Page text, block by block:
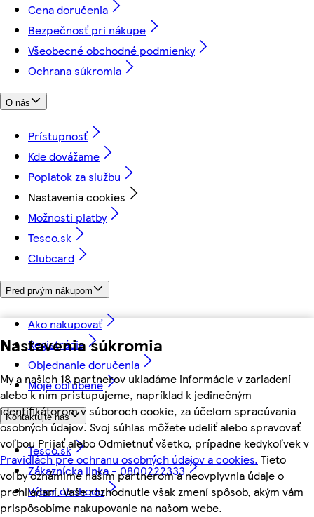
Nastavenia súkromia
My a našich 18 partnerov ukladáme informácie v zariadení
alebo k nim pristupujeme, napríklad k jedinečným
identifikátorom v súboroch cookie, za účelom spracúvania
osobných údajov. Svoj súhlas môžete udeliť alebo spravovať
voľbou Prijať alebo Odmietnuť všetko, prípadne kedykoľvek v
Pravidlách pre ochranu osobných údajov a cookies. Tieto
voľby oznámime našim partnerom a neovplyvnia údaje o
prehliadaní. Vaše rozhodnutie však zmení spôsob, akým vám
prispôsobíme nakupovanie na našom webe.
Cena doručenia
Bezpečnosť pri nákupe
Všeobecné obchodné podmienky
Ochrana súkromia
O nás
Prístupnosť
Kde dovážame
Poplatok za službu
Nastavenia cookies
Možnosti platby
Tesco.sk
Clubcard
Pred prvým nákupom
Ako nakupovať
Registrácia
Objednanie doručenia
Moje obľúbené
Kontaktujte nás
Tesco.sk
Zákaznícka linka - 0800222333
Výber obchodu